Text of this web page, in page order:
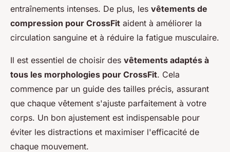
entraînements intenses. De plus, les vêtements de
compression pour CrossFit aident à améliorer la
circulation sanguine et à réduire la fatigue musculaire.
Il est essentiel de choisir des vêtements adaptés à
tous les morphologies pour CrossFit. Cela
commence par un guide des tailles précis, assurant
que chaque vêtement s'ajuste parfaitement à votre
corps. Un bon ajustement est indispensable pour
éviter les distractions et maximiser l'efficacité de
chaque mouvement.